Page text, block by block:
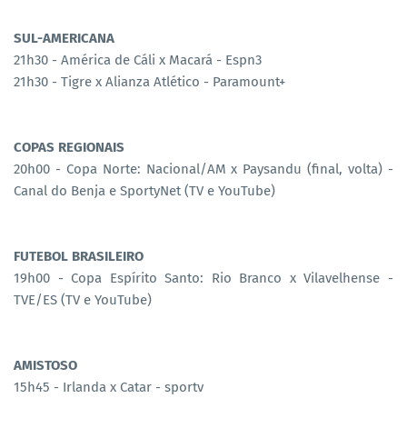
SUL-AMERICANA
21h30 - América de Cáli x Macará - Espn3
21h30 - Tigre x Alianza Atlético - Paramount+
COPAS REGIONAIS
20h00 - Copa Norte: Nacional/AM x Paysandu (final, volta) -
Canal do Benja e SportyNet (TV e YouTube)
FUTEBOL BRASILEIRO
19h00 - Copa Espírito Santo: Rio Branco x Vilavelhense -
TVE/ES (TV e YouTube)
AMISTOSO
15h45 - Irlanda x Catar - sportv